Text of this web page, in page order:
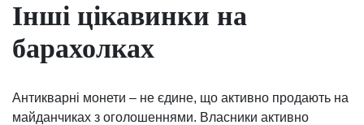
Інші цікавинки на
барахолках
Антикварні монети – не єдине, що активно продають на
майданчиках з оголошеннями. Власники активно